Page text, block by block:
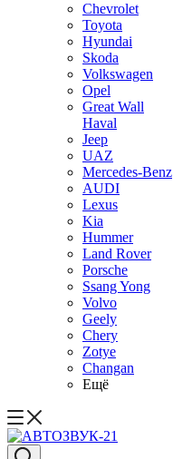
Chevrolet
Toyota
Hyundai
Skoda
Volkswagen
Opel
Great Wall
Haval
Jeep
UAZ
Mercedes-Benz
AUDI
Lexus
Kia
Hummer
Land Rover
Porsche
Ssang Yong
Volvo
Geely
Chery
Zotye
Changan
Ещё